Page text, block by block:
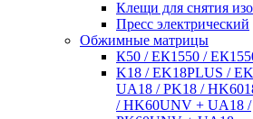
Клещи для снятия
Пресс электрический
Обжимные матрицы
К50 / ЕК1550 /
K18 / EK18PLUS /
UA18 / PK18 /
/ HK60UNV + UA18 /